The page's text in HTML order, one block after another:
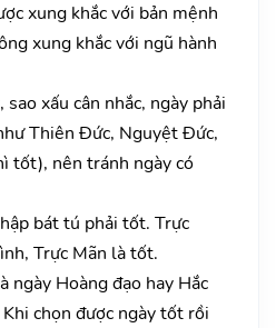
xung khắc với bản mệnh
xung khắc với ngũ hành
xấu cân nhắc, ngày phải
Thiên Đức, Nguyệt Đức,
tốt), nên tránh ngày có
bát tú phải tốt. Trực
Trực Mãn là tốt.
ngày Hoàng đạo hay Hắc
chọn được ngày tốt rồi